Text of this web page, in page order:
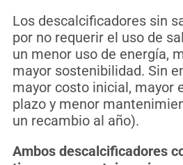
Los descalcificadores sin
por no requerir el uso de
un menor uso de energía,
mayor sostenibilidad. Sin
mayor costo inicial, mayor
plazo y menor
un recambio al año).
Ambos descalcificadores